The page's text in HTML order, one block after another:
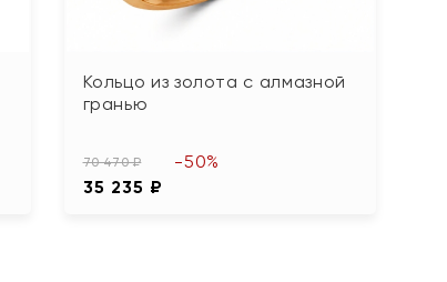
Кольцо из золота с алмазной
гранью
70 470 ₽
35 235 ₽
-50%